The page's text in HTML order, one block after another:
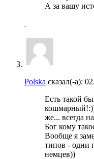
А за вашу
Polska сказал(-а):
Есть такой
же... всегда
Бог кому
Вообще я
типов - одни
немцев))